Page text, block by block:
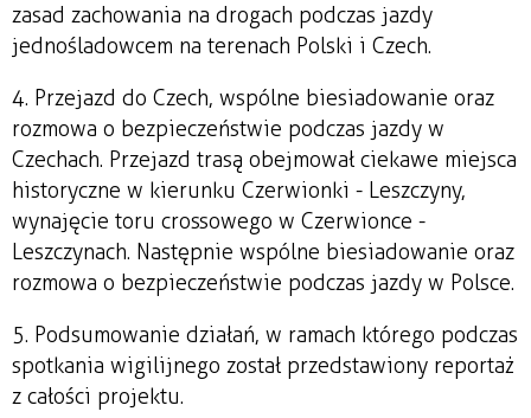
zasad zachowania na drogach podczas jazdy
jednośladowcem na terenach Polski i Czech.
4. Przejazd do Czech, wspólne biesiadowanie oraz
rozmowa o bezpieczeństwie podczas jazdy w
Czechach. Przejazd trasą obejmował ciekawe miejsca
historyczne w kierunku Czerwionki - Leszczyny,
wynajęcie toru crossowego w Czerwionce -
Leszczynach. Następnie wspólne biesiadowanie oraz
rozmowa o bezpieczeństwie podczas jazdy w Polsce.
5. Podsumowanie działań, w ramach którego podczas
spotkania wigilijnego został przedstawiony reportaż
z całości projektu.